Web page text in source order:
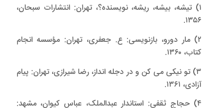
۱) تیشه، بیشه، ریشه، نویسنده؟، تهران: انتشارات سبحان،
۱۳۵۶.
۲) مار دورو، بازنویسی: ع. جعفری، تهران: مؤسسه انجام
کتاب، ۱۳۶۰.
۳) تو نیکی می کن و در دجله انداز، رضا شیرازی، تهران: پیام
آزادی، ۱۳۶۱.
۴) حجاج ثقفی: استاندار عبدالملک، عباس کیوان، مشهد: